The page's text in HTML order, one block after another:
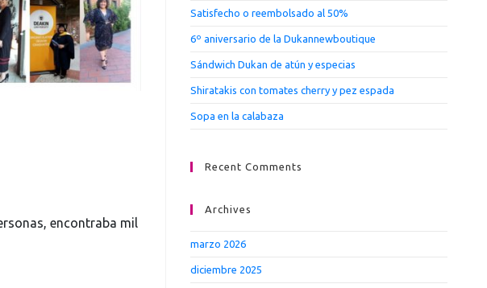
encontraba mil
Satisfecho o reembolsado al 50%
6º aniversario de la Dukannewboutique
Sándwich Dukan de atún y especias
Shiratakis con tomates cherry y pez espada
Sopa en la calabaza
Recent Comments
Archives
marzo 2026
diciembre 2025